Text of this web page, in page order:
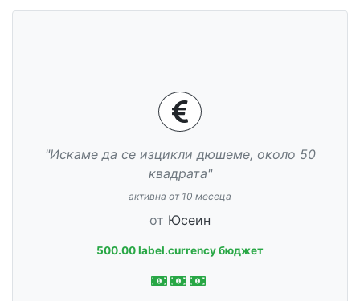
"Искаме да се изцикли дюшеме, около 50
квадрата"
активна от 10 месеца
от Юсеин
500.00 label.currency бюджет